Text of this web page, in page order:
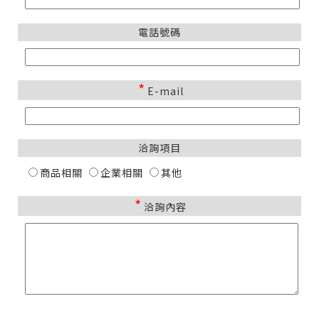
電話號碼
* E-mail
洽詢項目
商品相關
企業相關 其他
* 洽詢內容